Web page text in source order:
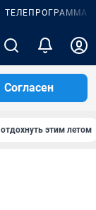
ТЕЛЕПРОГРАММА
Согласен
отдохнуть этим летом